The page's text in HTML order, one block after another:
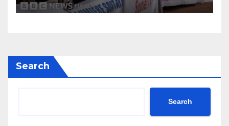
Search
Search